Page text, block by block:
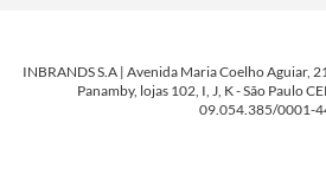
INBRANDS S.A | Avenida Maria Coelho Aguiar,
Panamby, lojas 102, I, J, K - São Paulo
09.054.385/0001-